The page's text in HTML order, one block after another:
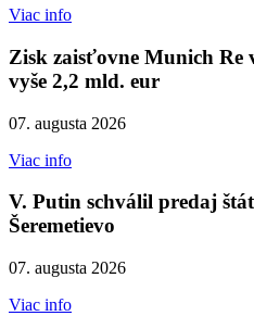
Viac info
Zisk zaisťovne Munich Re
vyše 2,2 mld. eur
07. augusta 2026
Viac info
V. Putin schválil predaj
Šeremetievo
07. augusta 2026
Viac info